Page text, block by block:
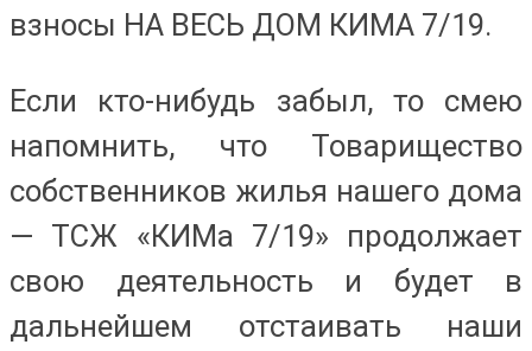
взносы НА ВЕСЬ ДОМ КИМА 7/19.
Если кто-нибудь забыл, то смею
напомнить, что Товарищество
собственников жилья нашего дома
— ТСЖ «КИМа 7/19» продолжает
свою деятельность и будет в
дальнейшем отстаивать наши